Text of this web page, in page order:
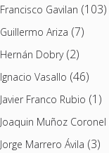
Francisco Gavilan (103)
Guillermo Ariza (7)
Hernán Dobry(2)
Ignacio Vasallo (46)
Javier Franco Rubio (1)
Joaquin Muñoz Coronel
Jorge Marrero Ávila (3)